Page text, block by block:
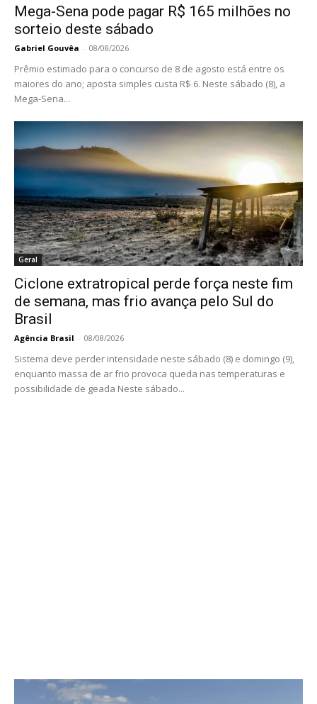
Mega-Sena pode pagar R$ 165 milhões no
sorteio deste sábado
Gabriel Gouvêa - 08/08/2026
Prêmio estimado para o concurso de 8 de agosto está entre os
maiores do ano; aposta simples custa R$ 6. Neste sábado (8), a
Mega-Sena...
Geral
Ciclone extratropical perde força neste fim
de semana, mas frio avança pelo Sul do
Brasil
Agência Brasil - 08/08/2026
Sistema deve perder intensidade neste sábado (8) e domingo (9),
enquanto massa de ar frio provoca queda nas temperaturas e
possibilidade de geada Neste sábado...